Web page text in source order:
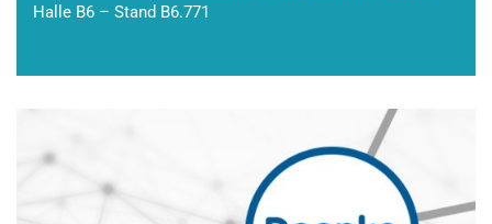
Halle B6 – Stand B6.771